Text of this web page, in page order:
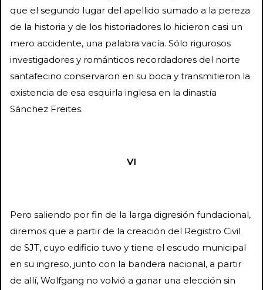
que el segundo lugar del apellido sumado a la pereza
de la historia y de los historiadores lo hicieron casi un
mero accidente, una palabra vacía. Sólo rigurosos
investigadores y románticos recordadores del norte
santafecino conservaron en su boca y transmitieron la
existencia de esa esquirla inglesa en la dinastía
Sánchez Freites.
VI
Pero saliendo por fin de la larga digresión fundacional,
diremos que a partir de la creación del Registro Civil
de SJT, cuyo edificio tuvo y tiene el escudo municipal
en su ingreso, junto con la bandera nacional, a partir
de allí, Wolfgang no volvió a ganar una elección sin